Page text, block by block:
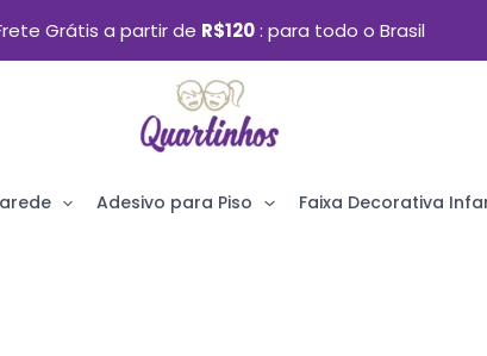
Grátis a partir de R$120 para todo o Brasil
Adesivo para Piso Faixa Decorativa